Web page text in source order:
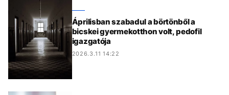
Áprilisban szabadul a börtönből a
bicskei gyermekotthon volt, pedofil
igazgatója
2026.3.11 14:22